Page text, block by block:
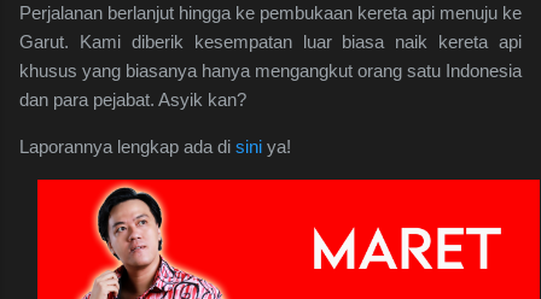
Perjalanan berlanjut hingga ke pembukaan kereta api menuju ke
Garut. Kami diberik kesempatan luar biasa naik kereta api
khusus yang biasanya hanya mengangkut orang satu Indonesia
dan para pejabat. Asyik kan?
Laporannya lengkap ada di sini ya!